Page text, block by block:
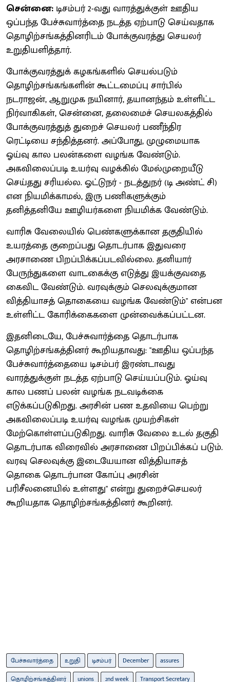
சென்னை: டிசம்பர் 2-வது வாரத்துக்குள் ஊதிய
ஒப்பந்த பேச்சுவார்த்தை நடத்த ஏற்பாடு செய்வதாக
தொழிற்சங்கத்தினரிடம் போக்குவரத்து செயலர்
உறுதியளித்தார்.
போக்குவரத்துக் கழகங்களில் செயல்படும்
தொழிற்சங்கங்களின் கூட்டமைப்பு சார்பில்
நடராஜன், ஆறுமுக நயினார், தயானந்தம் உள்ளிட்ட
நிர்வாகிகள், சென்னை, தலைமைச் செயலகத்தில்
போக்குவரத்துத் துறைச் செயலர் பணீந்திர
ரெட்டியை சந்தித்தனர். அப்போது, முழுமையாக
ஓய்வு கால பலன்களை வழங்க வேண்டும்.
அகவிலைப்படி உயர்வு வழக்கில் மேல்முறையீடு
செய்தது சரியல்ல. ஓட்டுநர் - நடத்துநர் (டி அண்ட் சி)
என நியமிக்காமல், இரு பணிகளுக்கும்
தனித்தனியே ஊழியர்களை நியமிக்க வேண்டும்.
வாரிசு வேலையில் பெண்களுக்கான தகுதியில்
உயரத்தை குறைப்பது தொடர்பாக இதுவரை
அரசாணை பிறப்பிக்கப்படவில்லை. தனியார்
பேருந்துகளை வாடகைக்கு எடுத்து இயக்குவதை
கைவிட வேண்டும். வரவுக்கும் செலவுக்குமான
வித்தியாசத் தொகையை வழங்க வேண்டும்" என்பன
உள்ளிட்ட கோரிக்கைகளை முன்வைக்கப்பட்டன.
இதனிடையே, பேச்சுவார்த்தை தொடர்பாக
தொழிற்சங்கத்தினர் கூறியதாவது: "ஊதிய ஒப்பந்த
பேச்சுவார்த்தையை டிசம்பர் இரண்டாவது
வாரத்துக்குள் நடத்த ஏற்பாடு செய்யப்படும். ஓய்வு
கால பணப் பலன் வழங்க நடவடிக்கை
எடுக்கப்படுகிறது. அரசின் பண உதவியை பெற்று
அகவிலைப்படி உயர்வு வழங்க முயற்சிகள்
மேற்கொள்ளப்படுகிறது. வாரிசு வேலை உடல் தகுதி
தொடர்பாக விரைவில் அரசாணை பிறப்பிக்கப் படும்.
வரவு செலவுக்கு இடையேயான வித்தியாசத்
தொகை தொடர்பான கோப்பு அரசின்
பரிசீலனையில் உள்ளது" என்று துறைச்செயலர்
கூறியதாக தொழிற்சங்கத்தினர் கூறினர்.
பேச்சுவார்த்தை உறுதி டிசம்பர் December
assures
தொழிற்சங்கத்தினர்
unions 2nd week Transport Secretary